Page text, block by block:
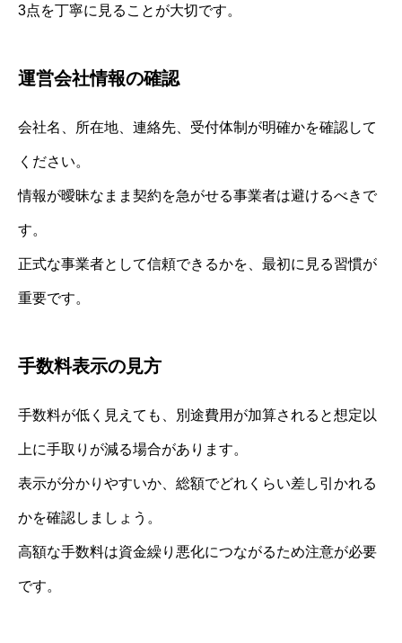
3点を丁寧に見ることが大切です。
運営会社情報の確認
会社名、所在地、連絡先、受付体制が明確かを確認して
ください。
情報が曖昧なまま契約を急がせる事業者は避けるべきで
す。
正式な事業者として信頼できるかを、最初に見る習慣が
重要です。
手数料表示の見方
手数料が低く見えても、別途費用が加算されると想定以
上に手取りが減る場合があります。
表示が分かりやすいか、総額でどれくらい差し引かれる
かを確認しましょう。
高額な手数料は資金繰り悪化につながるため注意が必要
です。